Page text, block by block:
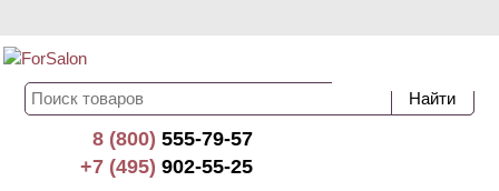
8 (800)555-79-57
+7 (495)902-55-25